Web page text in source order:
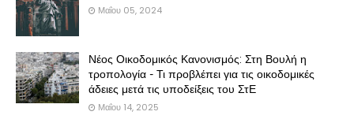
Μαΐου 05, 2024
Νέος Οικοδομικός Κανονισμός: Στη Βουλή η
τροπολογία - Τι προβλέπει για τις οικοδομικές
άδειες μετά τις υποδείξεις του ΣτΕ
Μαΐου 14, 2025